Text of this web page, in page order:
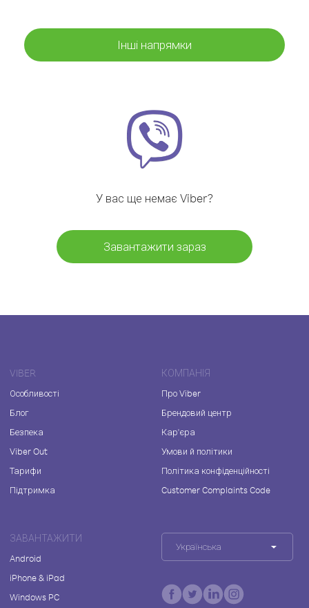
Інші напрямки
У вас ще немає Viber?
Завантажити зараз
VIBER
Особливості
Блог
Безпека
Viber Out
Тарифи
Підтримка
КОМПАНІЯ
Про Viber
Брендовий центр
Кар'єра
Умови й політики
Політика конфіденційності
Customer Complaints Code
ЗАВАНТАЖИТИ
Android
iPhone & iPad
Windows PC
Українська